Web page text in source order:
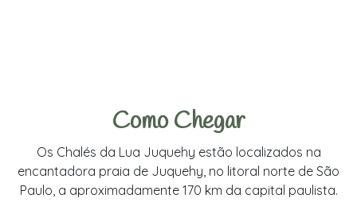
Como Chegar
Os Chalés da Lua Juquehy estão localizados na
encantadora praia de Juquehy, no litoral norte de São
Paulo, a aproximadamente 170 km da capital paulista.